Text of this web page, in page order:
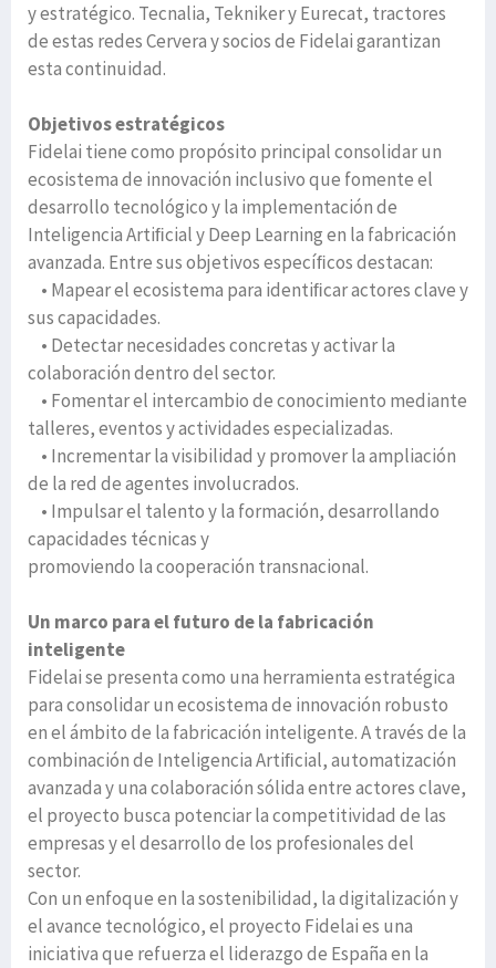
y estratégico. Tecnalia, Tekniker y Eurecat, tractores
de estas redes Cervera y socios de Fidelai garantizan
esta continuidad.
Objetivos estratégicos
Fidelai tiene como propósito principal consolidar un
ecosistema de innovación inclusivo que fomente el
desarrollo tecnológico y la implementación de
Inteligencia Artiﬁcial y Deep Learning en la fabricación
avanzada. Entre sus objetivos especíﬁcos destacan:
• Mapear el ecosistema para identiﬁcar actores clave y
sus capacidades.
• Detectar necesidades concretas y activar la
colaboración dentro del sector.
• Fomentar el intercambio de conocimiento mediante
talleres, eventos y actividades especializadas.
• Incrementar la visibilidad y promover la ampliación
de la red de agentes involucrados.
• Impulsar el talento y la formación, desarrollando
capacidades técnicas y
promoviendo la cooperación transnacional.
Un marco para el futuro de la fabricación
inteligente
Fidelai se presenta como una herramienta estratégica
para consolidar un ecosistema de innovación robusto
en el ámbito de la fabricación inteligente. A través de la
combinación de Inteligencia Artiﬁcial, automatización
avanzada y una colaboración sólida entre actores clave,
el proyecto busca potenciar la competitividad de las
empresas y el desarrollo de los profesionales del
sector.
Con un enfoque en la sostenibilidad, la digitalización y
el avance tecnológico, el proyecto Fidelai es una
iniciativa que refuerza el liderazgo de España en la